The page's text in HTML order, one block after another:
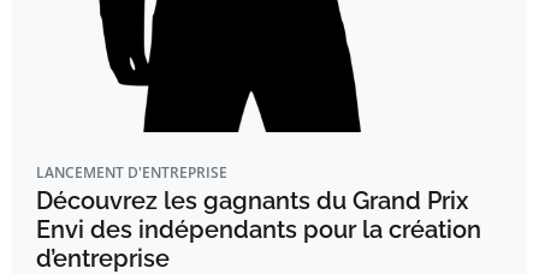
LANCEMENT D'ENTREPRISE
Découvrez les gagnants du Grand Prix
Envi des indépendants pour la création
d’entreprise